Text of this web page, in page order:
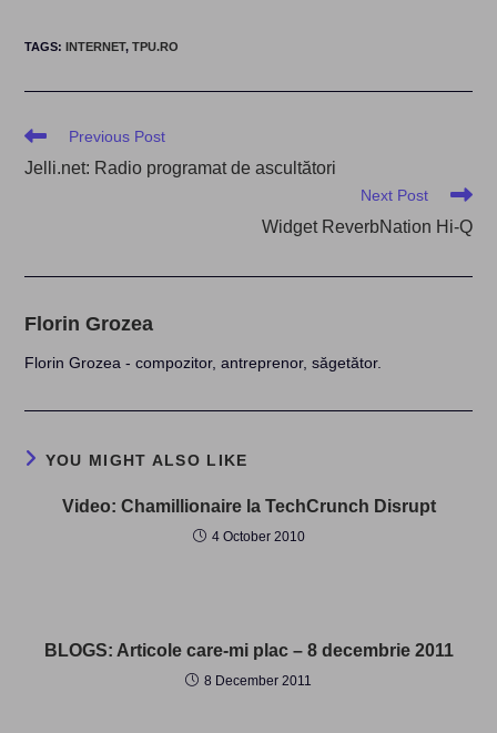
TAGS:INTERNET, TPU.RO
Read
articles
Previous Post
Jelli.net: Radio programat de ascultători
Next Post
Widget ReverbNation Hi-Q
Florin Grozea
Florin Grozea - compozitor, antreprenor, săgetător.
YOU MIGHT ALSO LIKE
Video: Chamillionaire la TechCrunch Disrupt
4 October 2010
BLOGS: Articole care-mi plac – 8 decembrie 2011
8 December 2011